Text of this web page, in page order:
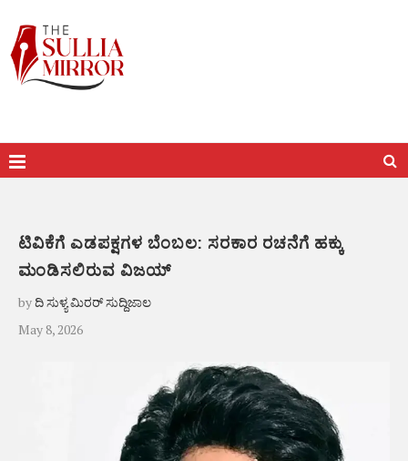
ಟಿವಿಕೆಗೆ ಎಡಪಕ್ಷಗಳ ಬೆಂಬಲ: ಸರಕಾರ ರಚನೆಗೆ ಹಕ್ಕು
ಮಂಡಿಸಲಿರುವ ವಿಜಯ್
byದಿ ಸುಳ್ಯ ಮಿರರ್ ಸುದ್ದಿಜಾಲ
May 8, 2026